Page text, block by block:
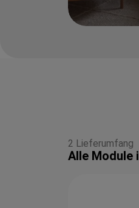
2 Lieferumfang
Alle Module